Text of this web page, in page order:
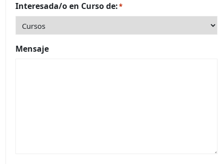
Interesada/o en Curso de:*
Mensaje